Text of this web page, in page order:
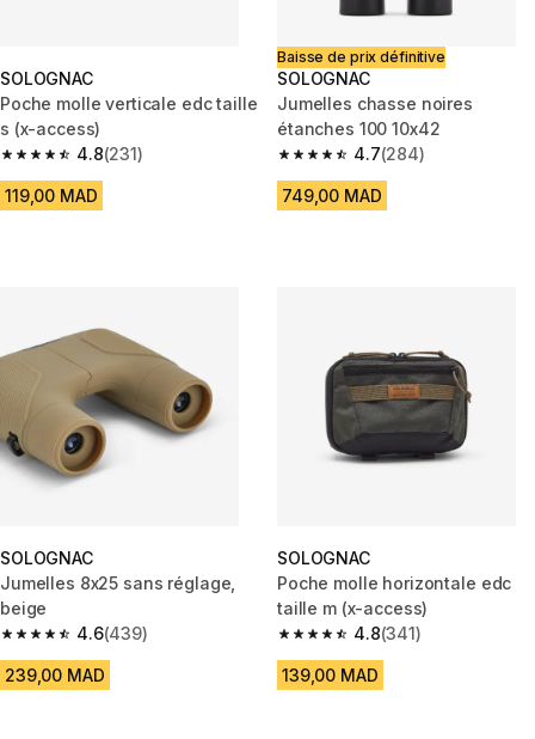
SOLOGNAC
Poche molle verticale edc taille
s (x-access)
4.8
4.8 out of 5 stars from 231 reviews
(231)
119,00 MAD
Baisse de prix définitive
SOLOGNAC
Jumelles chasse noires
étanches 100 10x42
4.7
4.7 out of 5 stars from 284
(284)
749,00 MAD
SOLOGNAC
Jumelles 8x25 sans réglage,
beige
4.6
4.6 out of 5 stars from 439 reviews
(439)
239,00 MAD
SOLOGNAC
Poche molle horizontale edc
taille m (x-access)
4.8
4.8 out of 5 stars from 341
(341)
139,00 MAD